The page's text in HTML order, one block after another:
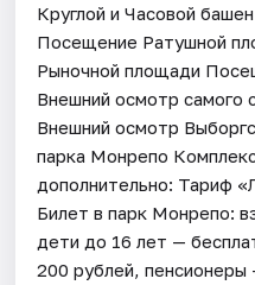
Круглой и Часовой
Посещение Ратушной
Рыночной площади
Внешний осмотр самого
Внешний осмотр
парка Монрепо
дополнительно: Тариф
Билет в парк Монрепо:
дети до 16 лет —
200 рублей,